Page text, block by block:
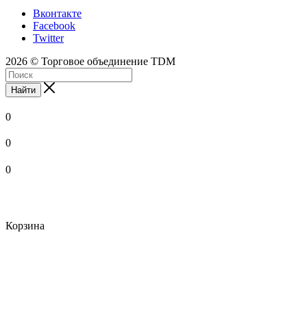
Вконтакте
Facebook
Twitter
2026 © Торговое объединение TDM
Найти
0
0
0
Корзина